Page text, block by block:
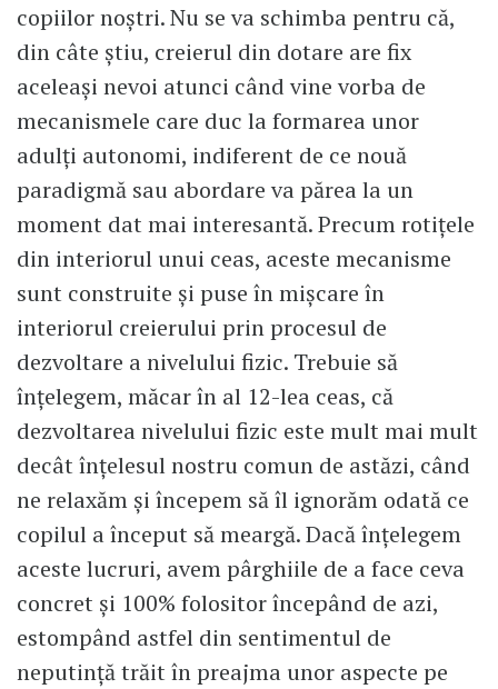
copiilor noştri. Nu se va schimba pentru că,
din câte ştiu, creierul din dotare are fix
aceleaşi nevoi atunci când vine vorba de
mecanismele care duc la formarea unor
adulţi autonomi, indiferent de ce nouă
paradigmă sau abordare va părea la un
moment dat mai interesantă. Precum rotiţele
din interiorul unui ceas, aceste mecanisme
sunt construite şi puse în mişcare în
interiorul creierului prin procesul de
dezvoltare a nivelului fizic. Trebuie să
înțelegem, măcar în al 12-lea ceas, că
dezvoltarea nivelului fizic este mult mai mult
decât înţelesul nostru comun de astăzi, când
ne relaxăm și începem să îl ignorăm odată ce
copilul a început să meargă. Dacă înţelegem
aceste lucruri, avem pârghiile de a face ceva
concret şi 100% folositor începând de azi,
estompând astfel din sentimentul de
neputinţă trăit în preajma unor aspecte pe